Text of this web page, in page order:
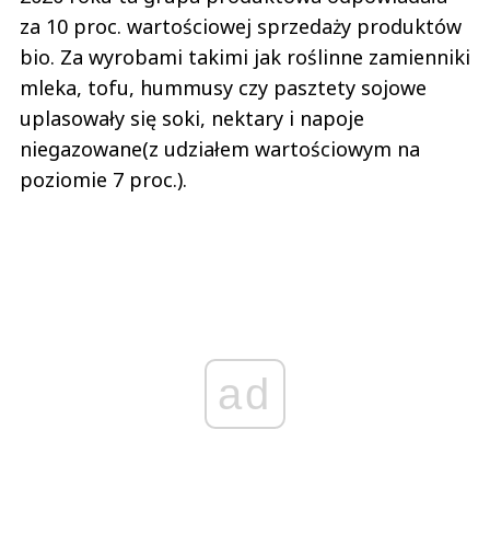
za 10 proc. wartościowej sprzedaży produktów
bio. Za wyrobami takimi jak roślinne zamienniki
mleka, tofu, hummusy czy pasztety sojowe
uplasowały się soki, nektary i napoje
niegazowane(z udziałem wartościowym na
poziomie 7 proc.).
ad